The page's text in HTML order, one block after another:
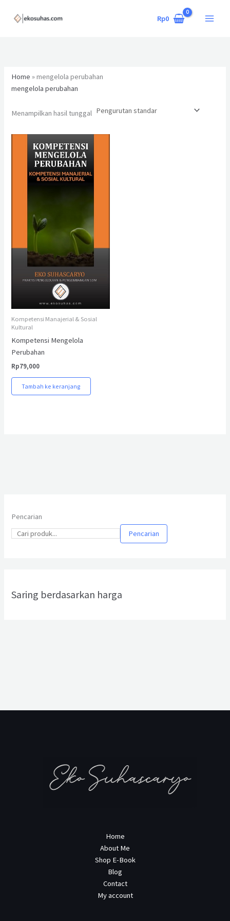
Rp0
Pencarian
Pencarian
Saring berdasarkan harga
Home »mengelola perubahan
mengelola perubahan
Menampilkan hasil tunggal
Kompetensi Manajerial & Sosial
Kultural
Kompetensi Mengelola
Perubahan
Rp79,000
Tambah ke keranjang
Home
About Me
Shop E-Book
Blog
Contact
My account